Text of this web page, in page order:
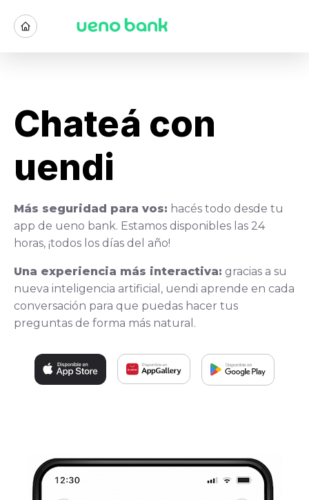
Chateá con
uendi
Más seguridad para vos: hacés todo desde tu
app de ueno bank. Estamos disponibles las 24
horas, ¡todos los días del año!
Una experiencia más interactiva: gracias a su
nueva inteligencia artificial, uendi aprende en cada
conversación para que puedas hacer tus
preguntas de forma más natural.